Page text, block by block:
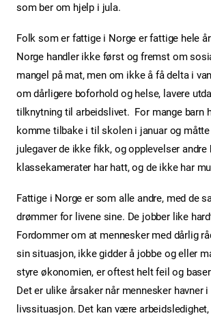
som ber om hjelp i jula.
Folk som er fattige i Norge er fattige hele
Norge handler ikke først og fremst om
mangel på mat, men om ikke å få delta i
om dårligere boforhold og helse, lavere
tilknytning til arbeidslivet. For mange barn
komme tilbake i til skolen i januar og
julegaver de ikke fikk, og opplevelser andre
klassekamerater har hatt, og de ikke har
Fattige i Norge er som alle andre, med de
drømmer for livene sine. De jobber like
Fordommer om at mennesker med dårlig
sin situasjon, ikke gidder å jobbe og eller
styre økonomien, er oftest helt feil og
Det er ulike årsaker når mennesker havner
livssituasjon. Det kan være